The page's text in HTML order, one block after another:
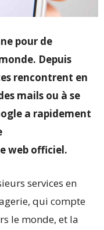
pour de
Depuis
rencontrent en
mails ou à se
a rapidement
web officiel.
services en
qui compte
le monde, et la